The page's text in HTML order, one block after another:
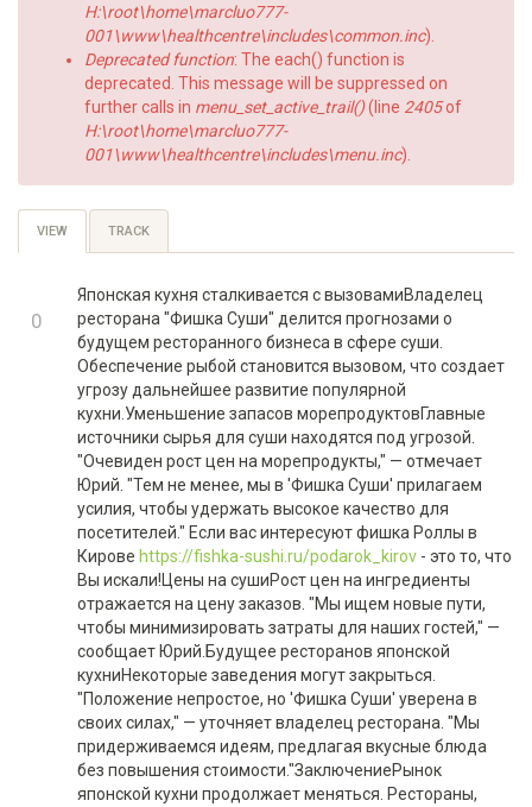
H:\root\home\marcluo777-
001\www\healthcentre\includes\common.inc).
Deprecated function: The each() function is
deprecated. This message will be suppressed on
further calls in menu_set_active_trail()(line 2405of
H:\root\home\marcluo777-
001\www\healthcentre\includes\menu.inc).
Primary
VIEW (ACTIVE
TAB)
TRACK
+1
0
-1
Японская кухня сталкивается с вызовамиВладелец
ресторана "Фишка Суши" делится прогнозами о
будущем ресторанного бизнеса в сфере суши.
Обеспечение рыбой становится вызовом, что создает
угрозу дальнейшее развитие популярной
кухни.Уменьшение запасов морепродуктовГлавные
источники сырья для суши находятся под угрозой.
"Очевиден рост цен на морепродукты," — отмечает
Юрий. "Тем не менее, мы в 'Фишка Суши' прилагаем
усилия, чтобы удержать высокое качество для
посетителей." Если вас интересуют фишка Роллы в
Кирове https://fishka-sushi.ru/podarok_kirov - это то, что
Вы искали!Цены на сушиРост цен на ингредиенты
отражается на цену заказов. "Мы ищем новые пути,
чтобы минимизировать затраты для наших гостей," —
сообщает Юрий.Будущее ресторанов японской
кухниНекоторые заведения могут закрыться.
"Положение непростое, но 'Фишка Суши' уверена в
своих силах," — уточняет владелец ресторана. "Мы
придерживаемся идеям, предлагая вкусные блюда
без повышения стоимости."ЗаключениеРынок
японской кухни продолжает меняться. Рестораны,